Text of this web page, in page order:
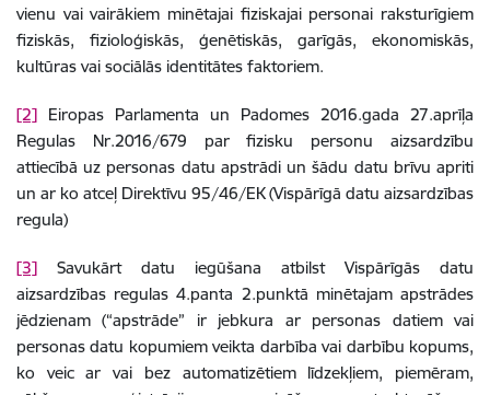
vienu vai vairākiem minētajai fiziskajai personai raksturīgiem
fiziskās, fizioloģiskās, ģenētiskās, garīgās, ekonomiskās,
kultūras vai sociālās identitātes faktoriem.
[2] Eiropas Parlamenta un Padomes 2016.gada 27.aprīļa
Regulas Nr.2016/679 par fizisku personu aizsardzību
attiecībā uz personas datu apstrādi un šādu datu brīvu apriti
un ar ko atceļ Direktīvu 95/46/EK (Vispārīgā datu aizsardzības
regula)
[3] Savukārt datu iegūšana atbilst Vispārīgās datu
aizsardzības regulas 4.panta 2.punktā minētajam apstrādes
jēdzienam (“apstrāde” ir jebkura ar personas datiem vai
personas datu kopumiem veikta darbība vai darbību kopums,
ko veic ar vai bez automatizētiem līdzekļiem, piemēram,